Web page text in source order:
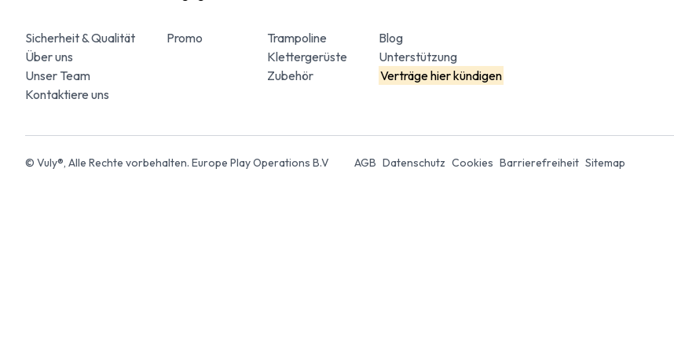
Quest 2.1 Pro - S Quest 2.1 Pro - M
ab 1.815 €
Ninja Quest 2.1 Pro - L
ab 2.324 €
Sicherheit & Qualität
Über uns
Unser Team
Kontaktiere uns
Promo
Trampoline
Klettergerüste
Zubehör
Blog
Unterstützung
Verträge hier kündigen
© Vuly®, Alle Rechte vorbehalten. Europe Play Operations B.V AGB Datenschutz Cookies Barrierefreiheit Sitemap